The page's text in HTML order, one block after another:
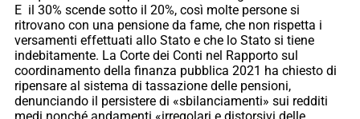
E il 30% scende sotto il 20%, così molte persone si
ritrovano con una pensione da fame, che non rispetta i
versamenti effettuati allo Stato e che lo Stato si tiene
indebitamente. La Corte dei Conti nel Rapporto sul
coordinamento della finanza pubblica 2021 ha chiesto di
ripensare al sistema di tassazione delle pensioni,
denunciando il persistere di «sbilanciamenti» sui redditi